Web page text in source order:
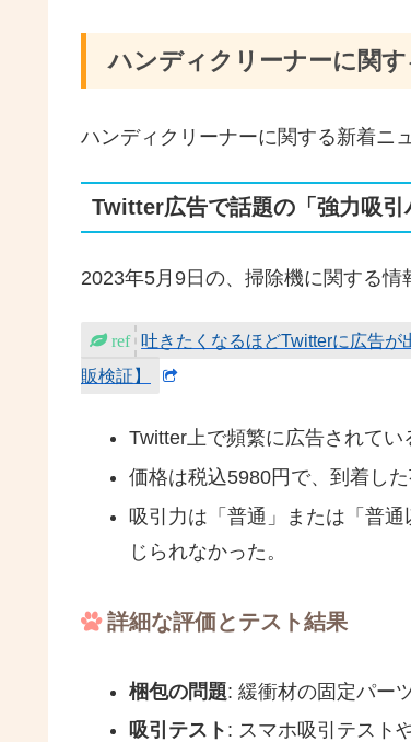
ハンディクリーナーに関
ハンディクリーナーに関する新着ニ
Twitter広告で話題の「強力吸引
2023年5月9日の、掃除機に関する情
吐きたくなるほどTwitterに広告
販検証】
Twitter上で頻繁に広告されてい
価格は税込5980円で、到着した
吸引力は「普通」または「普
じられなかった。
詳細な評価とテスト結果
梱包の問題: 緩衝材の固定パー
吸引テスト : スマホ吸引テスト